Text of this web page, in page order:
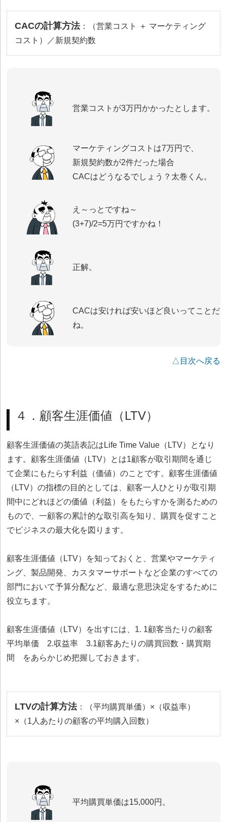
CACの計算方法：（営業コスト ＋ マーケティング
コスト）／新規契約数
営業コストが3万円かかったとします。
マーケティングコストは7万円で、
新規契約数が2件だった場合
CACはどうなるでしょう？太巻くん。
え～っとですね～
(3+7)/2=5万円ですかね！
正解。
CACは安ければ安いほど良いってことだ
ね。
△目次へ戻る
４．顧客生涯価値（LTV）
顧客生涯価値の英語表記はLife Time Value（LTV）となり
ます。顧客生涯価値（LTV）とは1顧客が取引期間を通じ
て企業にもたらす利益（価値）のことです。顧客生涯価値
（LTV）の指標の目的としては、顧客一人ひとりが取引期
間中にどれほどの価値（利益）をもたらすかを測るための
もので、一顧客の累計的な取引高を知り、購買を促すこと
でビジネスの最大化を図ります。
顧客生涯価値（LTV）を知っておくと、営業やマーケティ
ング、製品開発、カスタマーサポートなど企業のすべての
部門において予算分配など、最適な意思決定をするために
役立ちます。
顧客生涯価値（LTV）を出すには、1. 1顧客当たりの顧客
平均単価 2.収益率 3.1顧客あたりの購買回数・購買期
間 をあらかじめ把握しておきます。
LTVの計算方法：（平均購買単価）×（収益率）
×（1人あたりの顧客の平均購入回数）
平均購買単価は15,000円。